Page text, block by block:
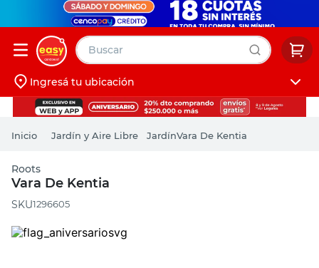
Buscar
Iniciá sesión
Ingresá tu ubicación
Jardín y Aire Libre JardínVara De Kentia
Roots
Vara De Kentia
:1296605
muebles
pintura
escritorio
puertas